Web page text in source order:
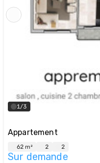
1/3
Appartement
62 m² 2 2
Sur demande